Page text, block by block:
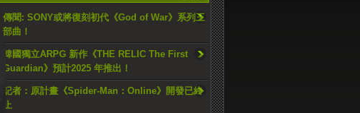
傳聞: SONY或將復刻初代《God of War》系列三
部曲！
韓國獨立ARPG 新作《THE RELIC The First
Guardian》預計2025 年推出！
記者：原計畫《Spider-Man：Online》開發已終
止